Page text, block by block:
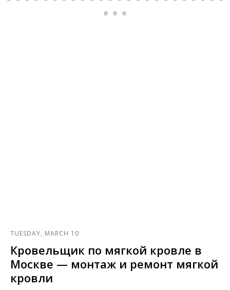
TUESDAY, MARCH 10
Кровельщик по мягкой кровле в
Москве — монтаж и ремонт мягкой
кровли